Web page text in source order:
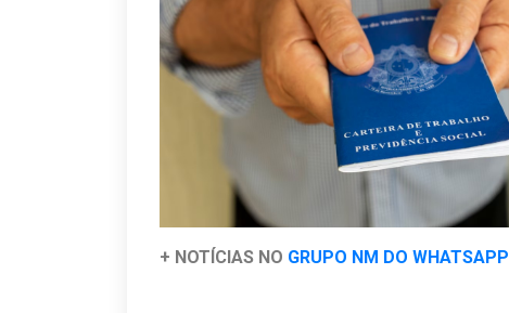
+ NOTÍCIAS NO GRUPO NM DO WHATSAPP